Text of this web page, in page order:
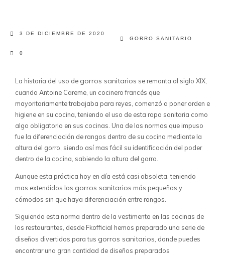
3 DE DICIEMBRE DE 2020
GORRO SANITARIO
0
La historia del uso de gorros sanitarios se remonta al siglo XIX,
cuando Antoine Careme, un cocinero francés que
mayoritariamente trabajaba para reyes, comenzó a poner orden e
higiene en su cocina, teniendo el uso de esta ropa sanitaria como
algo obligatorio en sus cocinas. Una de las normas que impuso
fue la diferenciación de rangos dentro de su cocina mediante la
altura del gorro, siendo así mas fácil su identificación del poder
dentro de la cocina, sabiendo la altura del gorro.
Aunque esta práctica hoy en día está casi obsoleta, teniendo
mas extendidos los gorros sanitarios más pequeños y
cómodos sin que haya diferenciación entre rangos.
Siguiendo esta norma dentro de la vestimenta en las cocinas de
los restaurantes, desde Fkofficial hemos preparado una serie de
diseños divertidos para tus gorros sanitarios , donde puedes
encontrar una gran cantidad de diseños preparados